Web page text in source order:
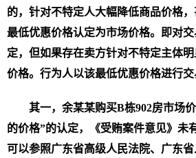
的，针对不特定人大幅降低商品价格
最低优惠价格认定为市场价格。即对
定，但如果存在卖方针对不特定主体
价格。行为人以该最低优惠价格进行
其一，余某某购买B栋902房市场
的价格”的认定，《受贿案件意见》未
可以参照广东省高级人民法院、广东